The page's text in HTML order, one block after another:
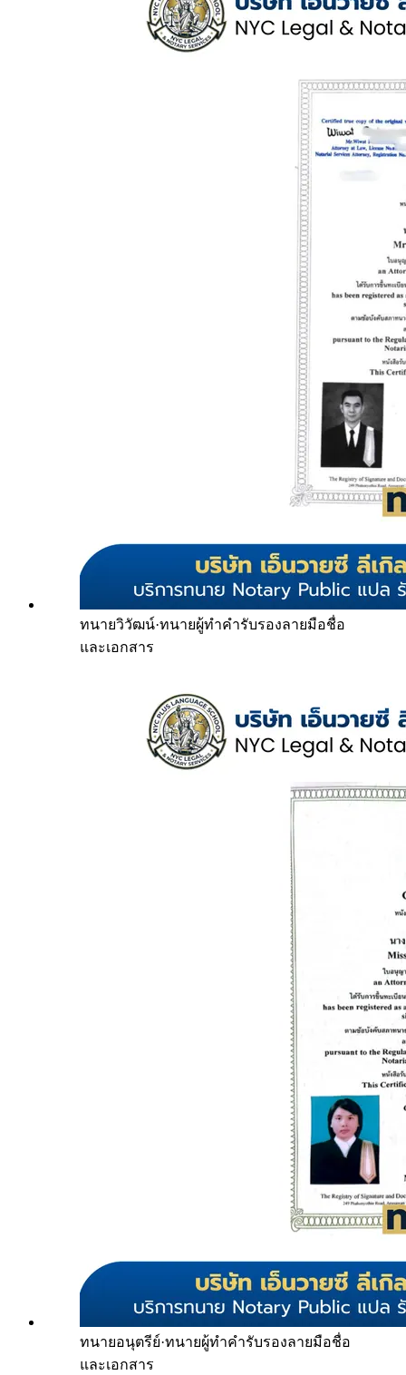
ทนายวิวัฒน์·ทนายผู้ทำคำรับรองลายมือชื่อ
และเอกสาร
ทนายอนุตรีย์·ทนายผู้ทำคำรับรองลายมือชื่อ
และเอกสาร